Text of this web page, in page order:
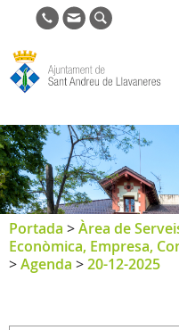
de Sant
Andreu de
Llavaneres
Portada >Àrea de
Econòmica, Empresa,
>Agenda >20-12-2025